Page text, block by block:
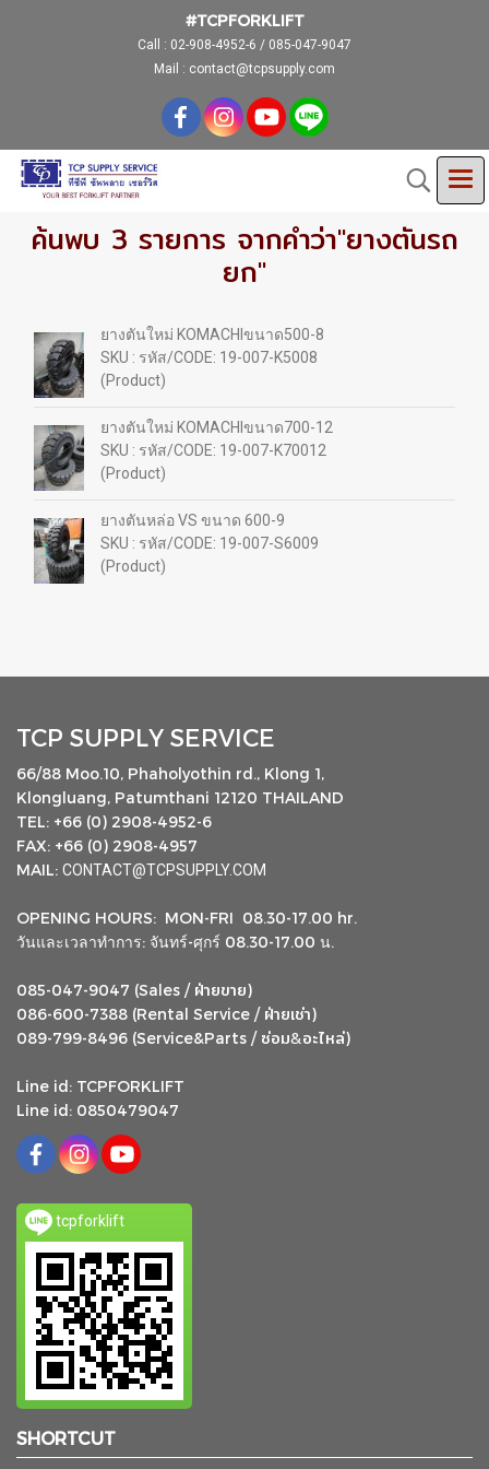
#TCPFORKLIFT
Call : 02-908-4952-6 / 085-047-9047
Mail : contact@tcpsupply.com
ค้นพบ 3 รายการ จากคำว่า"ยางตันรถ
ยก"
ยางตันใหม่ KOMACHIขนาด500-8
SKU : รหัส/CODE: 19-007-K5008
(Product)
ยางตันใหม่ KOMACHIขนาด700-12
SKU : รหัส/CODE: 19-007-K70012
(Product)
ยางตันหล่อ VS ขนาด 600-9
SKU : รหัส/CODE: 19-007-S6009
(Product)
TCP SUPPLY SERVICE
66/88 Moo.10, Phaholyothin rd., Klong 1,
Klongluang, Patumthani 12120 THAILAND
TEL: +66 (0) 2908-4952-6
FAX: +66 (0) 2908-4957
MAIL: CONTACT@TCPSUPPLY.COM
OPENING HOURS: MON-FRI 08.30-17.00 hr.
วันและเวลาทำการ: จันทร์-ศุกร์ 08.30-17.00 น.
085-047-9047 (Sales / ฝ่ายขาย)
086-600-7388 (Rental Service / ฝ่ายเช่า)
089-799-8496 (Service&Parts / ซ่อม&อะไหล่)
Line id: TCPFORKLIFT
Line id: 0850479047
tcpforklift
SHORTCUT